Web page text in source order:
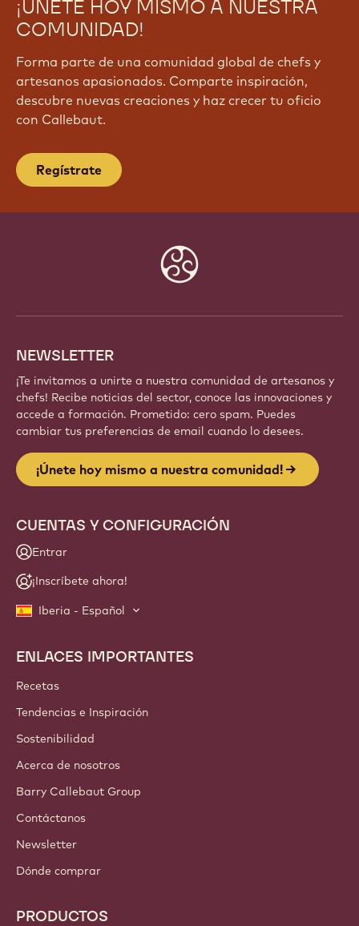
¡ÚNETE HOY MISMO A NUESTRA
COMUNIDAD!
Forma parte de una comunidad global de chefs y
artesanos apasionados. Comparte inspiración,
descubre nuevas creaciones y haz crecer tu oficio
con Callebaut.
Regístrate
NEWSLETTER
¡Te invitamos a unirte a nuestra comunidad de artesanos y
chefs! Recibe noticias del sector, conoce las innovaciones y
accede a formación. Prometido: cero spam. Puedes
cambiar tus preferencias de email cuando lo desees.
¡Únete hoy mismo a nuestra comunidad!
CUENTAS Y CONFIGURACIÓN
Entrar
¡Inscríbete ahora!
Iberia - Español
Footer
Callebaut
ENLACES IMPORTANTES
Recetas
Tendencias e Inspiración
Sostenibilidad
Acerca de nosotros
Barry Callebaut Group
Contáctanos
Newsletter
Dónde comprar
PRODUCTOS